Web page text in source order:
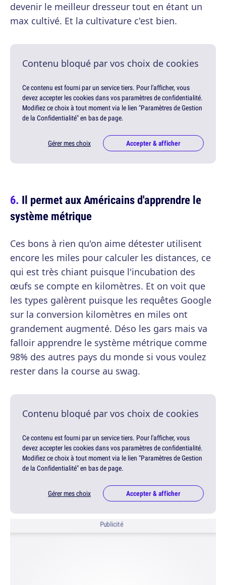
devenir le meilleur dresseur tout en étant un
max cultivé. Et la cultivature c'est bien.
Contenu bloqué par vos choix de cookies
Ce contenu est fourni par un service tiers. Pour l'afficher, vous
devez accepter les cookies dans vos paramètres de confidentialité.
Modifiez ce choix à tout moment via le lien "Paramètres de Gestion
de la Confidentialité" en bas de page.
Gérer mes choix Accepter & afficher
Il permet aux Américains d'apprendre le
système métrique
Ces bons à rien qu'on aime détester utilisent
encore les miles pour calculer les distances, ce
qui est très chiant puisque l'incubation des
œufs se compte en kilomètres. Et on voit que
les types galèrent puisque les requêtes Google
sur la conversion kilomètres en miles ont
grandement augmenté. Déso les gars mais va
falloir apprendre le système métrique comme
98% des autres pays du monde si vous voulez
rester dans la course au swag.
Contenu bloqué par vos choix de cookies
Ce contenu est fourni par un service tiers. Pour l'afficher, vous
devez accepter les cookies dans vos paramètres de confidentialité.
Modifiez ce choix à tout moment via le lien "Paramètres de Gestion
de la Confidentialité" en bas de page.
Gérer mes choix Accepter & afficher
Publicité